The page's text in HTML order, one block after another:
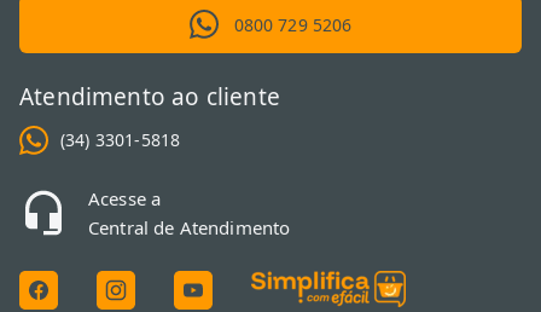
0800 729 5206
Atendimento ao cliente
(34) 3301-5818
Acesse a
Central de Atendimento